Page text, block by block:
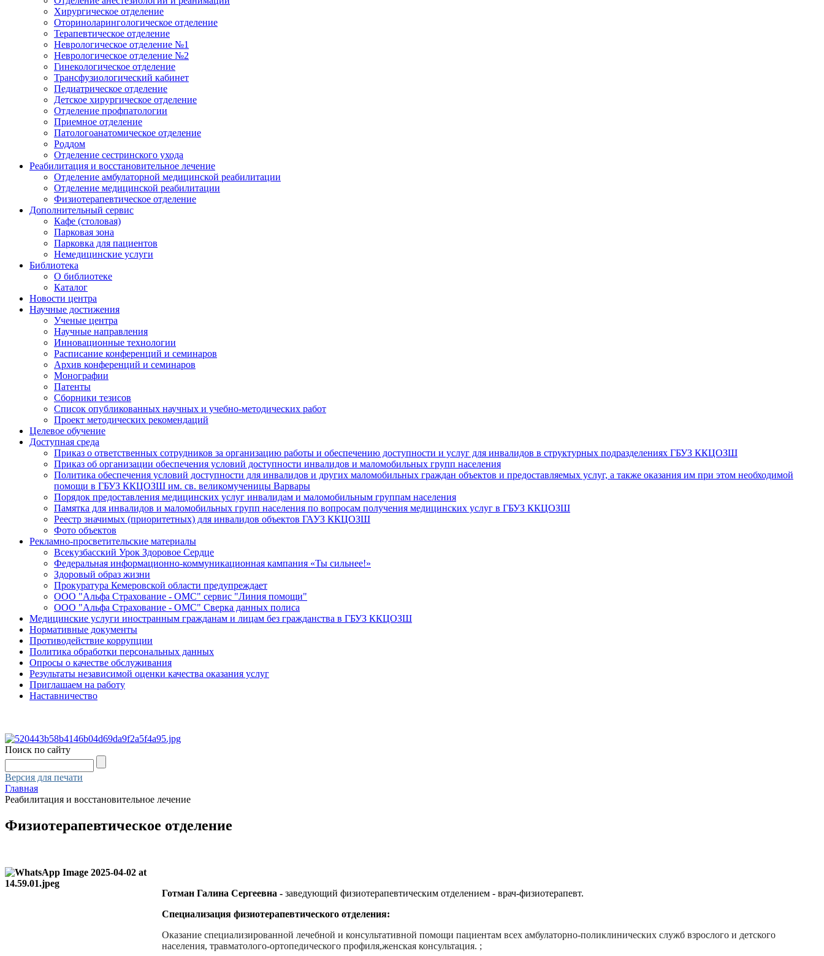
Хирургическое отделение
Оториноларингологическое отделение
Терапевтическое отделение
Неврологическое отделение №1
Неврологическое отделение №2
Гинекологическое отделение
Трансфузиологический кабинет
Педиатрическое отделение
Детское хирургическое отделение
Отделение профпатологии
Приемное отделение
Патологоанатомическое отделение
Роддом
Отделение сестринского ухода
Реабилитация и восстановительное лечение
Отделение амбулаторной медицинской реабилитации
Отделение медицинской реабилитации
Физиотерапевтическое отделение
Дополнительный сервис
Кафе (столовая)
Парковая зона
Парковка для пациентов
Немедицинские услуги
Библиотека
О библиотеке
Каталог
Новости центра
Научные достижения
Ученые центра
Научные направления
Инновационные технологии
Расписание конференций и семинаров
Архив конференций и семинаров
Монографии
Патенты
Сборники тезисов
Список опубликованных научных и учебно-методических работ
Проект методических рекомендаций
Целевое обучение
Доступная среда
Приказ о ответственных сотрудников за организацию работы и обеспечению доступности и услуг для инвалидов в структурных подразделениях ГБУЗ ККЦОЗШ
Приказ об организации обеспечения условий доступности инвалидов и маломобильных групп населения
Политика обеспечения условий доступности для инвалидов и других маломобильных граждан объектов и предоставляемых услуг, а также оказания им при этом необходимой
помощи в ГБУЗ ККЦОЗШ им. св. великомученицы Варвары
Порядок предоставления медицинских услуг инвалидам и маломобильным группам населения
Памятка для инвалидов и маломобильных групп населения по вопросам получения медицинских услуг в ГБУЗ ККЦОЗШ
Реестр значимых (приоритетных) для инвалидов объектов ГАУЗ ККЦОЗШ
Фото объектов
Рекламно-просветительские материалы
Всекузбасский Урок Здоровое Сердце
Федеральная информационно-коммуникационная кампания «Ты сильнее!»
Здоровый образ жизни
Прокуратура Кемеровской области предупреждает
ООО "Альфа Страхование - ОМС" сервис "Линия помощи"
ООО "Альфа Страхование - ОМС" Сверка данных полиса
Медицинские услуги иностранным гражданам и лицам без гражданства в ГБУЗ ККЦОЗШ
Нормативные документы
Противодействие коррупции
Политика обработки персональных данных
Опросы о качестве обслуживания
Результаты независимой оценки качества оказания услуг
Приглашаем на работу
Наставничество
Поиск по сайту
Версия для печати
Главная
Реабилитация и восстановительное лечение
Физиотерапевтическое отделение
Готман Галина Сергеевна - заведующий физиотерапевтическим отделением - врач-физиотерапевт.
Специализация физиотерапевтического отделения:
Оказание специализированной лечебной и консультативной помощи пациентам всех амбулаторно-поликлинических служб взрослого и детского
населения, травматолого-ортопедического профиля,женская консультация. ;